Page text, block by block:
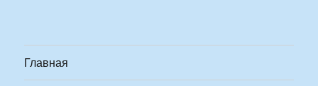
Главная